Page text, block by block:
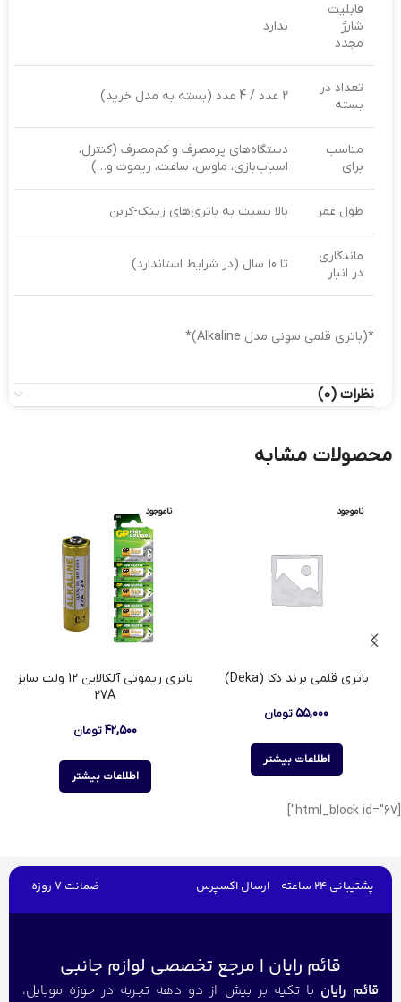
قابلیت
شارژ
مجدد
ندارد
تعداد در
بسته
2 عدد / 4 عدد (بسته به مدل خرید)
مناسب
برای
دستگاه‌های پرمصرف و کم‌مصرف (کنترل،
اسباب‌بازی، ماوس، ساعت، ریموت و…)
طول عمر بالا نسبت به باتری‌های زینک-کربن
ماندگاری
در انبار
تا 10 سال (در شرایط استاندارد)
*(باتری قلمی سونی مدل Alkaline)*
نظرات (0)
محصولات مشابه
ناموجود
باتری قلمی برند دکا (Deka)
۵۵,۰۰۰تومان
اطلاعات بیشتر
ناموجود
باتری ریموتی آلکالاین 12 ولت سایز
27A
۴۲,۵۰۰ تومان
اطلاعات بیشتر
[html_block id="67"]
پشتیبانی 24 ساعته ارسال اکسپرس ضمانت 7 روزه
قائم رایان | مرجع تخصصی لوازم جانبی
قائم رایان با تکیه بر بیش از دو دهه تجربه در حوزه موبایل،